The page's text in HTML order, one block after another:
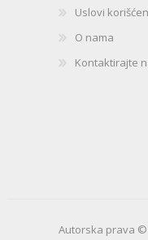
Uslovi
O nama
Kontaktirajte
Autorska prava ©